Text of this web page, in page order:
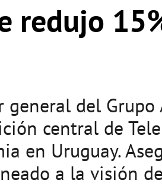
redujo
general del
central de
en Uruguay.
a la visión